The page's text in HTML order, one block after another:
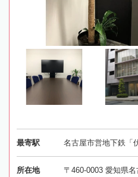
最寄駅 名古屋市営地下鉄「
所在地
〒460-0003 愛知県